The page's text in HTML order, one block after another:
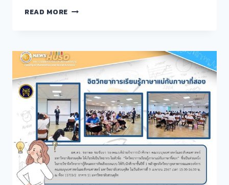
READ MORE โครงการ
PLASTIC
BANK
“